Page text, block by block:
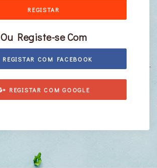
REGISTAR
Ou Registe-se Com
REGISTAR COM FACEBOOK
REGISTAR COM GOOGLE